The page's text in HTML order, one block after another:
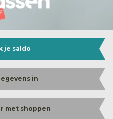
je saldo
in
met shoppen